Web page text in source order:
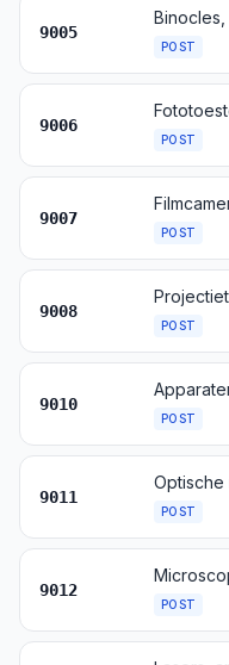
9005
POST
9006
POST
9007
POST
9008
POST
9010
POST
9011
POST
9012
POST